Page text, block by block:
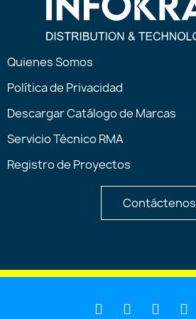
Quienes Somos
Política de Privacidad
Descargar Catálogo de Marcas
Servicio Técnico RMA
Registro de Proyectos
Contáctenos